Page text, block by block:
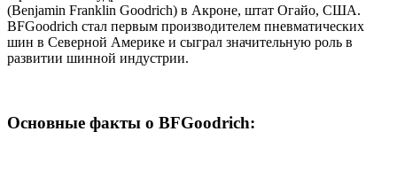
(Benjamin Franklin Goodrich) в Акроне, штат Огайо, США.
BFGoodrich стал первым производителем пневматических
шин в Северной Америке и сыграл значительную роль в
развитии шинной индустрии.
Основные факты о BFGoodrich: